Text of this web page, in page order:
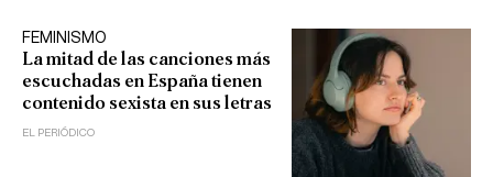
FEMINISMO
La mitad de las canciones más
escuchadas en España tienen
contenido sexista en sus letras
EL PERIÓDICO